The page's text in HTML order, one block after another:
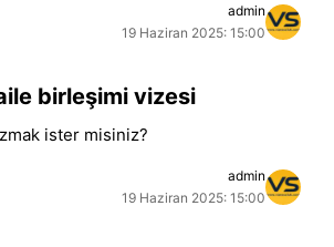
admin
19 Haziran 2025: 15:00
birleşimi vizesi
ister misiniz?
admin
19 Haziran 2025: 15:00